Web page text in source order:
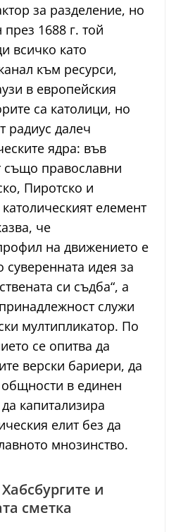
за разделение, но
1688 г. той
всичко като
към ресурси,
в европейския
са католици, но
радиус далеч
ядра: във
също православни
Пиротско и
елемент
че
на движението е
суверенната идея за
си съдба“, а
служи
мултипликатор. По
се опитва да
верски бариери, да
в единен
капитализира
елит без да
мнозинство.
и
сметка